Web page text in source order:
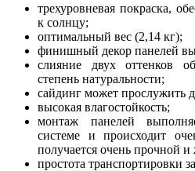
трехуровневая покраска,
к солнцу;
оптимальный вес (2,14 кг);
финишный декор панелей
слияние двух оттенков
степень натуральности;
сайдинг может прослужить
высокая влагостойкость;
монтаж панелей
системе и происходит
получается очень прочной и
простота транспортировки